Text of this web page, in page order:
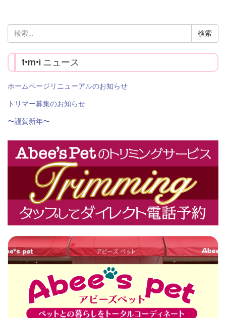
索:
t•m•i ニュース
ホームページリニューアルのお知らせ
トリマー募集のお知らせ
〜謹賀新年〜